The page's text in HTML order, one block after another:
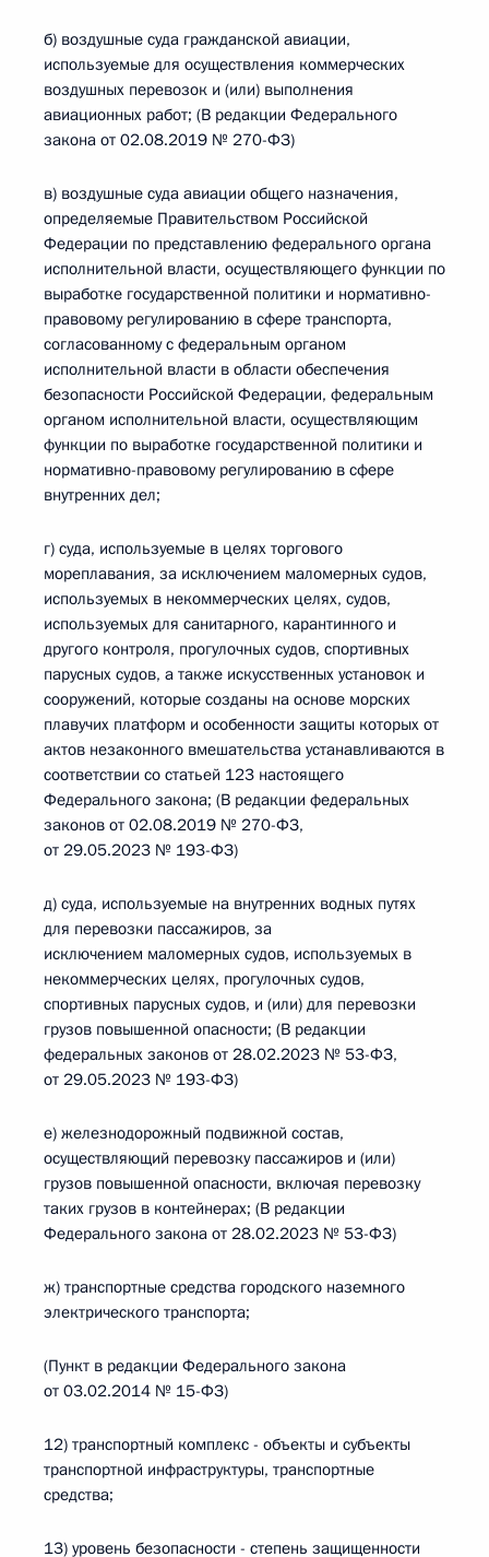
б) воздушные суда гражданской авиации,
используемые для осуществления коммерческих
воздушных перевозок и (или) выполнения
авиационных работ; (В редакции Федерального
закона от 02.08.2019 № 270-ФЗ)
в) воздушные суда авиации общего назначения,
определяемые Правительством Российской
Федерации по представлению федерального органа
исполнительной власти, осуществляющего функции по
выработке государственной политики и нормативно-
правовому регулированию в сфере транспорта,
согласованному с федеральным органом
исполнительной власти в области обеспечения
безопасности Российской Федерации, федеральным
органом исполнительной власти, осуществляющим
функции по выработке государственной политики и
нормативно-правовому регулированию в сфере
внутренних дел;
г) суда, используемые в целях торгового
мореплавания, за исключением маломерных судов,
используемых в некоммерческих целях, судов,
используемых для санитарного, карантинного и
другого контроля, прогулочных судов, спортивных
парусных судов, а также искусственных установок и
сооружений, которые созданы на основе морских
плавучих платформ и особенности защиты которых от
актов незаконного вмешательства устанавливаются в
соответствии со статьей 123 настоящего
Федерального закона; (В редакции федеральных
законов от 02.08.2019 № 270-ФЗ,
от 29.05.2023 № 193-ФЗ)
д) суда, используемые на внутренних водных путях
для перевозки пассажиров, за
исключением маломерных судов, используемых в
некоммерческих целях, прогулочных судов,
спортивных парусных судов, и (или) для перевозки
грузов повышенной опасности; (В редакции
федеральных законов от 28.02.2023 № 53-ФЗ,
от 29.05.2023 № 193-ФЗ)
е) железнодорожный подвижной состав,
осуществляющий перевозку пассажиров и (или)
грузов повышенной опасности, включая перевозку
таких грузов в контейнерах; (В редакции
Федерального закона от 28.02.2023 № 53-ФЗ)
ж) транспортные средства городского наземного
электрического транспорта;
(Пункт в редакции Федерального закона
от 03.02.2014 № 15-ФЗ)
12) транспортный комплекс - объекты и субъекты
транспортной инфраструктуры, транспортные
средства;
13) уровень безопасности - степень защищенности